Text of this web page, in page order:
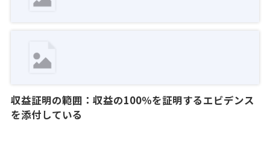
収益証明の範囲：収益の100％を証明するエビデンス
を添付している